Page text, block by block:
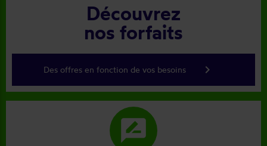
Découvrez
nos forfaits
Des offres en fonction de vos besoins keyboard_arrow_right
rate_review